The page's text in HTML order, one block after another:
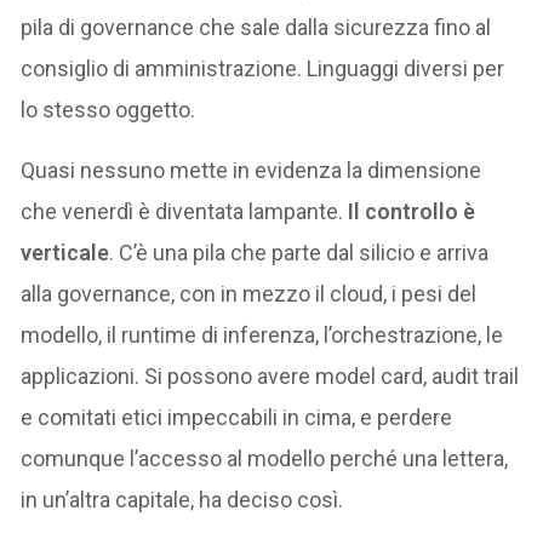
pila di governance che sale dalla sicurezza fino al
consiglio di amministrazione. Linguaggi diversi per
lo stesso oggetto.
Quasi nessuno mette in evidenza la dimensione
che venerdì è diventata lampante. Il controllo è
verticale. C’è una pila che parte dal silicio e arriva
alla governance, con in mezzo il cloud, i pesi del
modello, il runtime di inferenza, l’orchestrazione, le
applicazioni. Si possono avere model card, audit trail
e comitati etici impeccabili in cima, e perdere
comunque l’accesso al modello perché una lettera,
in un’altra capitale, ha deciso così.